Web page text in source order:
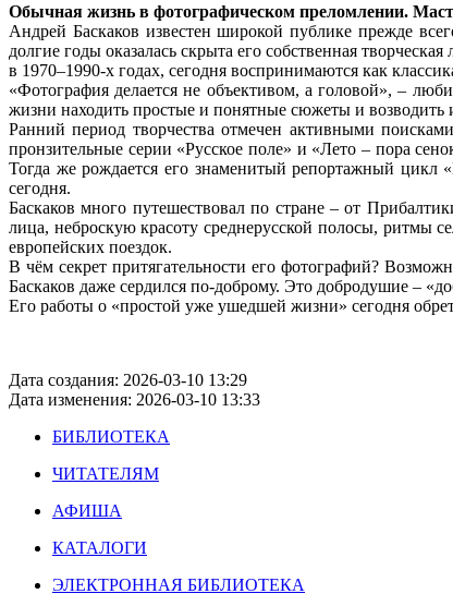
Обычная жизнь в фотографическом преломлении.
Андрей Баскаков известен широкой публике прежде
долгие годы оказалась скрыта его собственная
в 1970–1990-х годах, сегодня воспринимаются как
«Фотография делается не объективом, а головой», –
жизни находить простые и понятные сюжеты и возводить
Ранний период творчества отмечен активными
пронзительные серии «Русское поле» и «Лето – пора
Тогда же рождается его знаменитый репортажный цикл
сегодня.
Баскаков много путешествовал по стране – от
лица, неброскую красоту среднерусской полосы, ритмы
европейских поездок.
В чём секрет притягательности его фотографий?
Баскаков даже сердился по-доброму. Это добродушие –
Его работы о «простой уже ушедшей жизни» сегодня
Дата создания: 2026-03-10 13:29
Дата изменения: 2026-03-10 13:33
БИБЛИОТЕКА
ЧИТАТЕЛЯМ
АФИША
КАТАЛОГИ
ЭЛЕКТРОННАЯ БИБЛИОТЕКА